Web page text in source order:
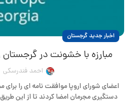
اخبار جدید گرجستان
مبارزه با خشونت در
احمد فندرسکی
اعضای شورای اروپا موافقت نامه ای را
دستگیری مجرمان امضا کردند تا از این